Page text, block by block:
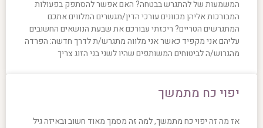
המשמעות של להתגרש בבטחה? האם אפשר להסתפק בפעולות
המבורכות אליהן מכוונים עורכי הדין/מגשרים המלווים אתכם
המתגרשים הטריים? ריכזתי עבורכם את שבעת הנושאים החשובים
עליהם אני מקפיד כאשר אני מלווה מתגרש/ת לדרך חדשה: הפרדה
מהגרוש/ה לביטוחים המשותפים שהיו לשני בני הזוג צריך
יפוי כח מתמשך
אז מה זה יפוי כח מתמשך, למה זה מסמך מאוד חשוב ובאיזה גיל